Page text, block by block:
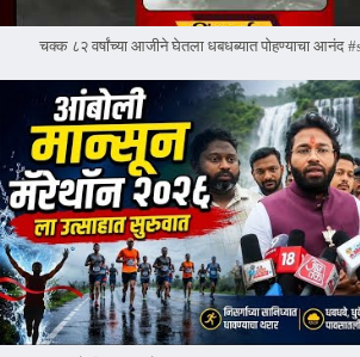
चक्क ८२ वर्षांच्या आजीने घेतला धबधब्यात पोहण्याचा आनंद